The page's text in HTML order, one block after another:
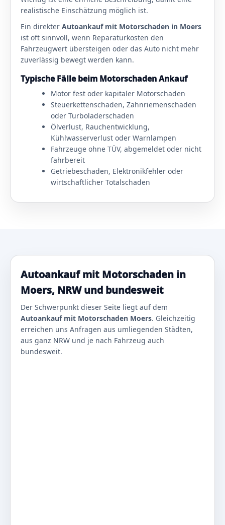
realistische Einschätzung möglich ist.
Ein direkter Autoankauf mit Motorschaden in Moers
ist oft sinnvoll, wenn Reparaturkosten den
Fahrzeugwert übersteigen oder das Auto nicht mehr
zuverlässig bewegt werden kann.
Typische Fälle beim Motorschaden Ankauf
Motor fest oder kapitaler Motorschaden
Steuerkettenschaden, Zahnriemenschaden
oder Turboladerschaden
Ölverlust, Rauchentwicklung,
Kühlwasserverlust oder Warnlampen
Fahrzeuge ohne TÜV, abgemeldet oder nicht
fahrbereit
Getriebeschaden, Elektronikfehler oder
wirtschaftlicher Totalschaden
Autoankauf mit Motorschaden in
Moers, NRW und bundesweit
Der Schwerpunkt dieser Seite liegt auf dem
Autoankauf mit Motorschaden Moers. Gleichzeitig
erreichen uns Anfragen aus umliegenden Städten,
aus ganz NRW und je nach Fahrzeug auch
bundesweit.